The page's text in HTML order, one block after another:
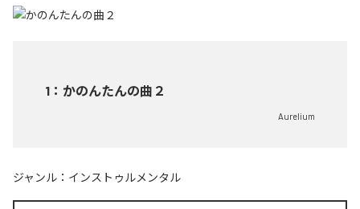
1 ： かのんたんの曲２
Aurelium
ジャンル： インストゥルメンタル